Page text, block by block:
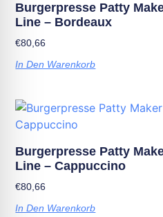
Burgerpresse Patty
Line – Bordeaux
€80,66
In Den Warenkorb
Burgerpresse Patty
Line – Cappuccino
€80,66
In Den Warenkorb